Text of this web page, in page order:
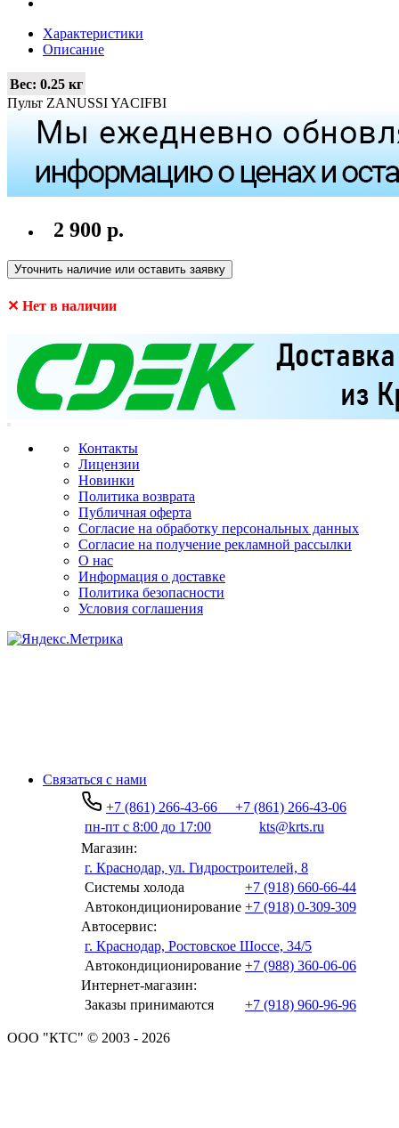
Характеристики
Описание
Вес: 0.25 кг
Пульт ZANUSSI YACIFBI
2 900 р.
Уточнить наличие или оставить заявку
✕ Нет в наличии
Контакты
Лицензии
Новинки
Политика возврата
Публичная оферта
Согласие на обработку персональных данных
Согласие на получение рекламной рассылки
О нас
Информация о доставке
Политика безопасности
Условия соглашения
Связаться с нами
+7 (861) 266-43-66
+7 (861) 266-43-06
пн-пт с 8:00 до 17:00
kts@krts.ru
Магазин:
г. Краснодар, ул. Гидростроителей, 8
Системы холода
+7 (918) 660-66-44
Автокондиционирование +7 (918) 0-309-309
Автосервис:
г. Краснодар, Ростовское Шоссе, 34/5
Автокондиционирование +7 (988) 360-06-06
Интернет-магазин:
Заказы принимаются
+7 (918) 960-96-96
ООО "КТС" © 2003 - 2026